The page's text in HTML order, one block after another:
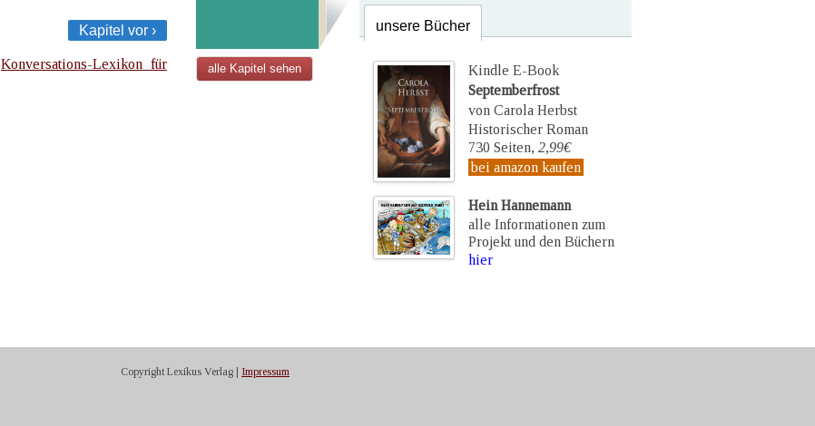
Kapitel vor ›
Konversations-Lexikon für
alle Kapitel sehen
unsere Bücher
Kindle E-Book
Septemberfrost
von Carola Herbst
Historischer Roman
730 Seiten, 2,99€
bei amazon kaufen
Hein Hannemann
alle Informationen zum
Projekt und den Büchern
hier
Copyright Lexikus Verlag | Impressum